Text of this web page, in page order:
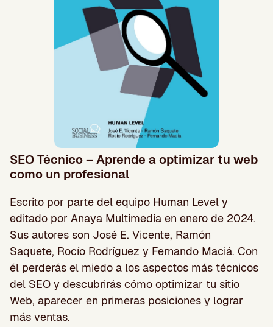
SEO Técnico – Aprende a optimizar tu web
como un profesional
Escrito por parte del equipo Human Level y
editado por Anaya Multimedia en enero de 2024.
Sus autores son José E. Vicente, Ramón
Saquete, Rocío Rodríguez y Fernando Maciá. Con
él perderás el miedo a los aspectos más técnicos
del SEO y descubrirás cómo optimizar tu sitio
Web, aparecer en primeras posiciones y lograr
más ventas.